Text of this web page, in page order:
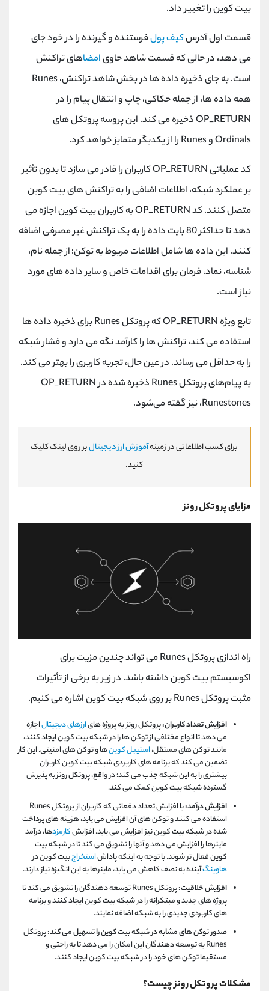
بیت کوین را تغییر داد.
قسمت اول آدرسکیف پولفرستنده و گیرنده را در خود جای
می دهد، در حالی که قسمت شاهد حاویامضاهای تراکنش
است. به جای ذخیره داده ها در بخش شاهد تراکنش،Runes
همه داده ها، از جمله حکاکی، چاپ و انتقال پیام را در
OP_RETURNذخیره می کند. این پروسه پروتکل های
OrdinalsوRunes را از یکدیگر متمایز خواهد کرد.
کد عملیاتیOP_RETURNکاربران را قادر می سازد تا بدون تأثیر
بر عملکرد شبکه، اطلاعات اضافی را به تراکنش های بیت کوین
متصل کنند. کدOP_RETURNبه کاربران بیت کوین اجازه می
دهد تا حداکثر 80 بایت داده را به یک تراکنش غیر مصرفی اضافه
کنند. این داده ها شامل اطلاعات مربوط به توکن؛ از جمله نام،
شناسه، نماد، فرمان برای اقدامات خاص و سایر داده های مورد
نیاز است.
تابع ویژهOP_RETURNکه پروتکلRunesبرای ذخیره داده ها
استفاده می کند، تراکنش ها را کارآمد نگه می دارد و فشار شبکه
را به حداقل می رساند. در عین حال، تجربه کاربری را بهتر می کند.
به پیام‌های پروتکلRunes ذخیره شده درOP_RETURN
،Runestonesنیز گفته می‌شود.
برای کسب اطلاعاتی در زمینهآموزش ارز دیجیتالبر روی لینک کلیک
کنید.
مزایای پروتکل رونز
راه اندازی پروتکلRunesمی تواند چندین مزیت برای
اکوسیستم بیت کوین داشته باشد. در زیر به برخی از تأثیرات
مثبت پروتکلRunesبر روی شبکه بیت کوین اشاره می کنیم.
افزایش تعداد کاربران:پروتکل رونز به پروژه هایارزهای دیجیتالاجازه
می دهد تا انواع مختلفی از توکن ها را در شبکه بیت کوین ایجاد کنند،
مانند توکن های مستقل،استیبل کوینها و توکن های امنیتی. این کار
تضمین می کند که برنامه های کاربردی شبکه بیت کوین کاربران
بیشتری را به این شبکه جذب می کند؛ در واقع،پروتکل رونزبه پذیرش
گسترده شبکه بیت کوین کمک می کند.
افزایش درآمد:با افزایش تعداد دفعاتی که کاربران از پروتکلRunes
استفاده می کنند و توکن های آن افزایش می یابد، هزینه های پرداخت
شده در شبکه بیت کوین نیز افزایش می یابد. افزایشکارمزدها، درآمد
ماینرها را افزایش می دهد و آنها را تشویق می کند تا در شبکه بیت
کوین فعال تر شوند. با توجه به اینکه پاداشاستخراجبیت کوین در
هاوینگآینده به نصف کاهش می یابد، ماینرها به این انگیزه نیاز دارند.
افزایش خلاقیت:پروتکلRunesتوسعه دهندگان را تشویق می کند تا
پروژه های جدید و مبتکرانه را در شبکه بیت کوین ایجاد کنند و برنامه
های کاربردی جدیدی را به شبکه اضافه نمایند.
صدور توکن های مشابه در شبکه بیت کوین را تسهیل می کند:پروتکل
Runesبه توسعه دهندگان این امکان را می دهد تا به راحتی و
مستقیما توکن های خود را در شبکه بیت کوین ایجاد کنند.
مشکلات پروتکل رونز چیست؟